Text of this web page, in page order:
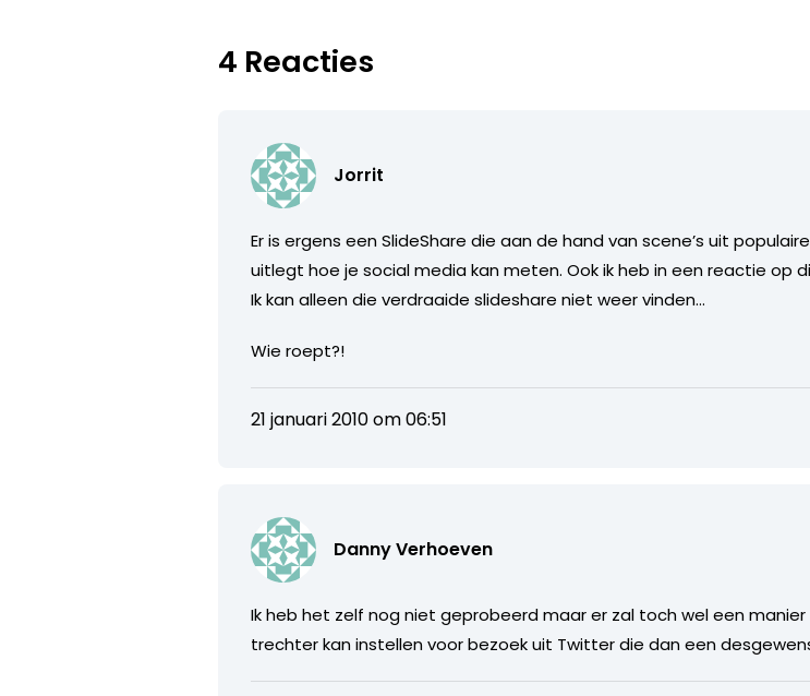
4 Reacties
Jorrit
Er is ergens een SlideShare die aan de hand van scene’s uit
uitlegt hoe je social media kan meten. Ook ik heb in een reactie op
Ik kan alleen die verdraaide slideshare niet weer vinden…
Wie roept?!
21 januari 2010 om 06:51
Danny Verhoeven
Ik heb het zelf nog niet geprobeerd maar er zal toch wel een
trechter kan instellen voor bezoek uit Twitter die dan een